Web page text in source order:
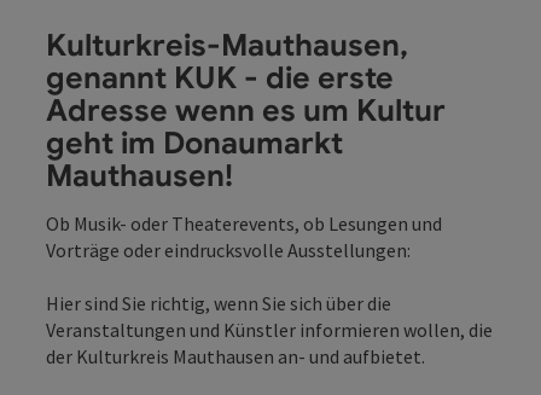
Kulturkreis-Mauthausen,
genannt KUK - die erste
Adresse wenn es um Kultur
geht im Donaumarkt
Mauthausen!
Ob Musik- oder Theaterevents, ob Lesungen und
Vorträge oder eindrucksvolle Ausstellungen:
Hier sind Sie richtig, wenn Sie sich über die
Veranstaltungen und Künstler informieren wollen, die
der Kulturkreis Mauthausen an- und aufbietet.